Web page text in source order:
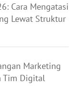
Cara Mengatasi
Lewat Struktur
Marketing
Tim Digital